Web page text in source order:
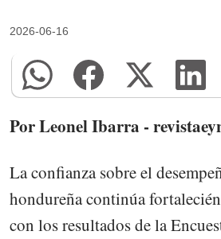
2026-06-16
Por Leonel Ibarra -
La confianza sobre el
hondureña continúa
con los resultados de la